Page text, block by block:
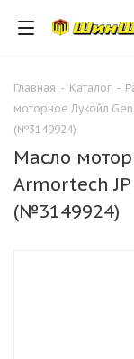
Главная - Каталог -
моторное Лукойл
(№3149924)
Масло
Armortech JP
(№3149924)